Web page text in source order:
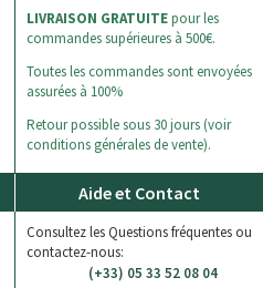
LIVRAISON GRATUITEpour les
commandes supérieures à 500€.
Toutes les commandes sont envoyées
assurées à 100%
Retour possible sous 30 jours (voir
conditions générales de vente).
Aide et Contact
Consultez les Questions fréquentes ou
contactez-nous:
(+33) 05 33 52 08 04